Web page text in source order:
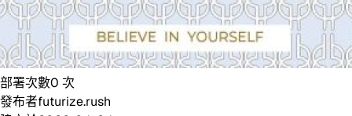
部署次數0 次
發布者futurize.rush